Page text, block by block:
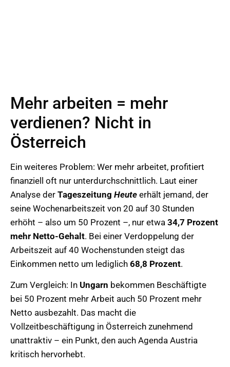
Mehr arbeiten = mehr
verdienen? Nicht in
Österreich
Ein weiteres Problem: Wer mehr arbeitet, profitiert
finanziell oft nur unterdurchschnittlich. Laut einer
Analyse der Tageszeitung Heute erhält jemand, der
seine Wochenarbeitszeit von 20 auf 30 Stunden
erhöht – also um 50 Prozent –, nur etwa 34,7 Prozent
mehr Netto-Gehalt. Bei einer Verdoppelung der
Arbeitszeit auf 40 Wochenstunden steigt das
Einkommen netto um lediglich 68,8 Prozent.
Zum Vergleich: In Ungarn bekommen Beschäftigte
bei 50 Prozent mehr Arbeit auch 50 Prozent mehr
Netto ausbezahlt. Das macht die
Vollzeitbeschäftigung in Österreich zunehmend
unattraktiv – ein Punkt, den auch Agenda Austria
kritisch hervorhebt.